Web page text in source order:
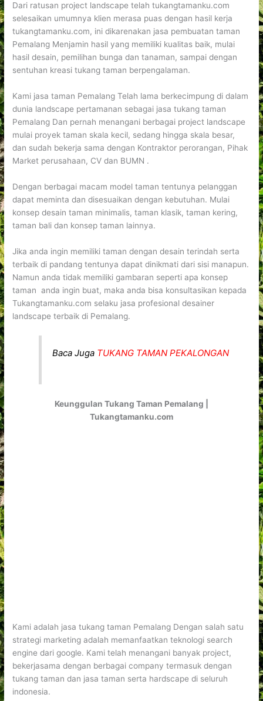
Dari ratusan project landscape telah tukangtamanku.com
selesaikan umumnya klien merasa puas dengan hasil kerja
tukangtamanku.com, ini dikarenakan jasa pembuatan taman
Pemalang Menjamin hasil yang memiliki kualitas baik, mulai
hasil desain, pemilihan bunga dan tanaman, sampai dengan
sentuhan kreasi tukang taman berpengalaman.
Kami jasa taman Pemalang Telah lama berkecimpung di dalam
dunia landscape pertamanan sebagai jasa tukang taman
Pemalang Dan pernah menangani berbagai project landscape
mulai proyek taman skala kecil, sedang hingga skala besar,
dan sudah bekerja sama dengan Kontraktor perorangan, Pihak
Market perusahaan, CV dan BUMN .
Dengan berbagai macam model taman tentunya pelanggan
dapat meminta dan disesuaikan dengan kebutuhan. Mulai
konsep desain taman minimalis, taman klasik, taman kering,
taman bali dan konsep taman lainnya.
Jika anda ingin memiliki taman dengan desain terindah serta
terbaik di pandang tentunya dapat dinikmati dari sisi manapun.
Namun anda tidak memiliki gambaran seperti apa konsep
taman anda ingin buat, maka anda bisa konsultasikan kepada
Tukangtamanku.com selaku jasa profesional desainer
landscape terbaik di Pemalang.
Baca Juga TUKANG TAMAN PEKALONGAN
Keunggulan Tukang Taman Pemalang |
Tukangtamanku.com
Kami adalah jasa tukang taman Pemalang Dengan salah satu
strategi marketing adalah memanfaatkan teknologi search
engine dari google. Kami telah menangani banyak project,
bekerjasama dengan berbagai company termasuk dengan
tukang taman dan jasa taman serta hardscape di seluruh
indonesia.